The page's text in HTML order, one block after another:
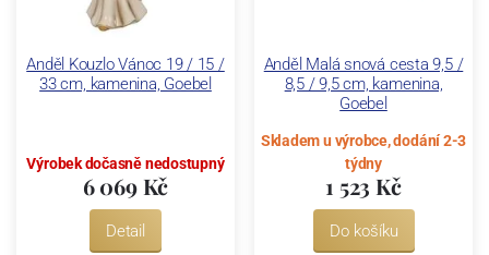
Anděl Kouzlo Vánoc 19 / 15 /
33 cm, kamenina, Goebel
Výrobek dočasně nedostupný
6 069 Kč
Detail
Anděl Malá snová cesta 9,5 /
8,5 / 9,5 cm, kamenina,
Goebel
Skladem u výrobce, dodání 2-3
týdny
1 523 Kč
Do košíku